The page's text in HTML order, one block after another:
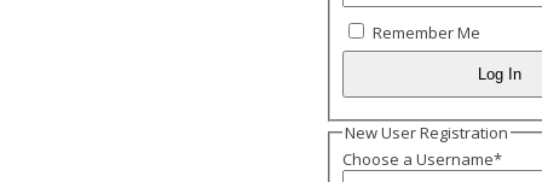
Remember Me
New User Registration
Choose a Username*